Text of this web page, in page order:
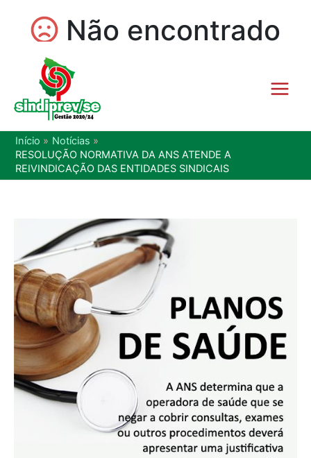
Início
Notícias
RESOLUÇÃO NORMATIVA DA ANS ATENDE A
REIVINDICAÇÃO DAS ENTIDADES SINDICAIS